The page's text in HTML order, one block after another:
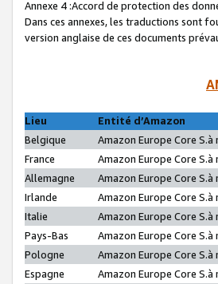
Annexe 4 :Accord de protection des
Dans ces annexes, les traductions sont
version anglaise de ces documents
Lieu
Entité d’Amazon
Belgique
Amazon Europe Core S.à
France
Amazon Europe Core S.à
Allemagne
Amazon Europe Core S.à
Irlande
Amazon Europe Core S.à
Italie
Amazon Europe Core S.à
Pays-Bas
Amazon Europe Core S.à
Pologne
Amazon Europe Core S.à
Espagne
Amazon Europe Core S.à